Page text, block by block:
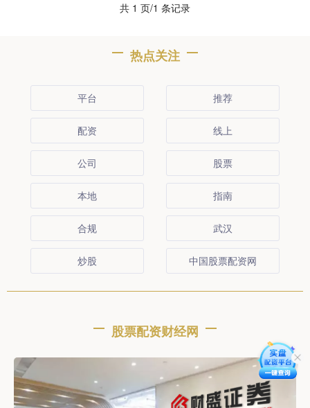
共 1 页/1 条记录
热点关注
平台 推荐
配资 线上
公司 股票
本地 指南
合规 武汉
炒股 中国股票配资网
股票配资财经网